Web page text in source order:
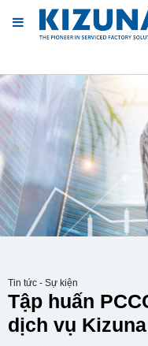
Tin tức - Sự kiện
Tập huấn
dịch vụ